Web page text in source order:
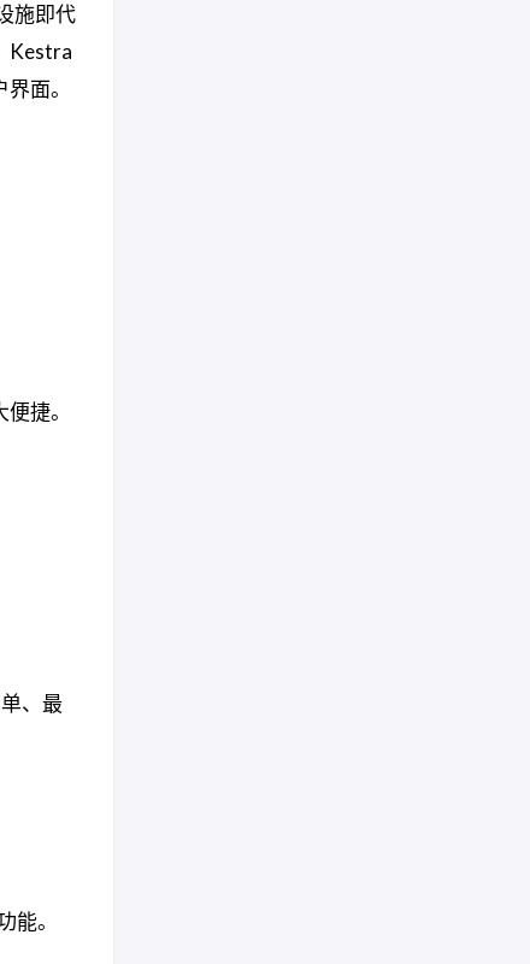
施即代
Kestra
面。
捷。
、最
。